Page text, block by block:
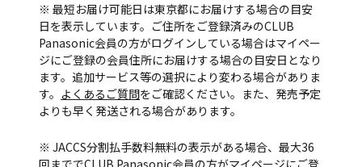
※ 最短お届け可能日は東京都にお届けする場合の目安
日を表示しています。ご住所をご登録済みのCLUB
Panasonic会員の方がログインしている場合はマイペー
ジにご登録の会員住所にお届けする場合の目安日となり
ます。追加サービス等の選択により変わる場合がありま
す。 よくあるご質問をご確認ください。また、発売予定
よりも早く発送される場合があります。
※ JACCS分割払手数料無料の表示がある場合、最大36
回まででCLUB Panasonic会員の方がマイページにご登